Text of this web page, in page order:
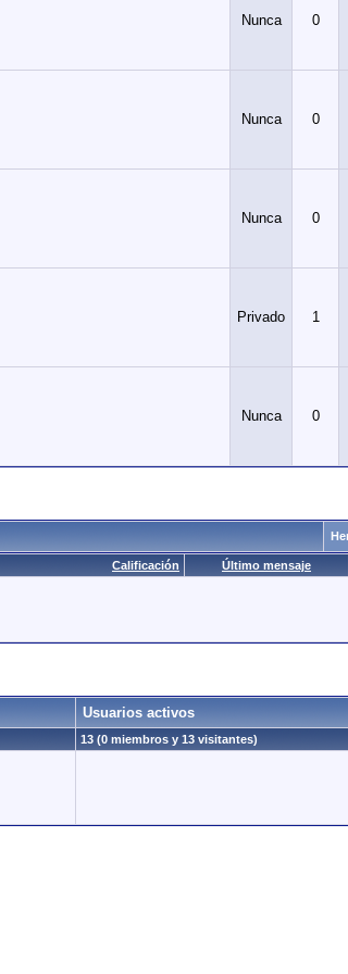
Nunca 0
Nunca 0
Nunca 0
Privado 1
Nunca 0
Calificación Último mensaje
Usuarios activos
13 (0 miembros y 13 visitantes)